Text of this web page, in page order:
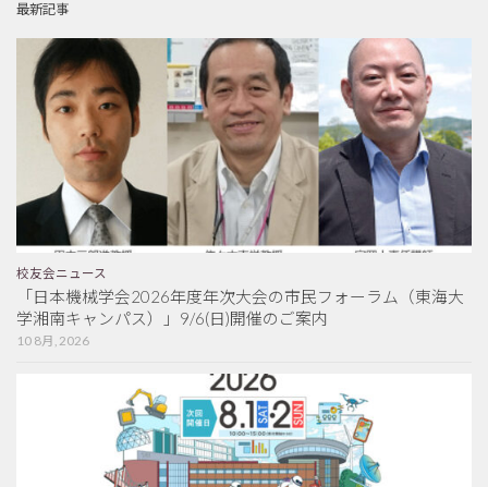
最新記事
校友会ニュース
「日本機械学会2026年度年次大会の市民フォーラム（東海大
学湘南キャンパス）」9/6(日)開催のご案内
10 8月, 2026